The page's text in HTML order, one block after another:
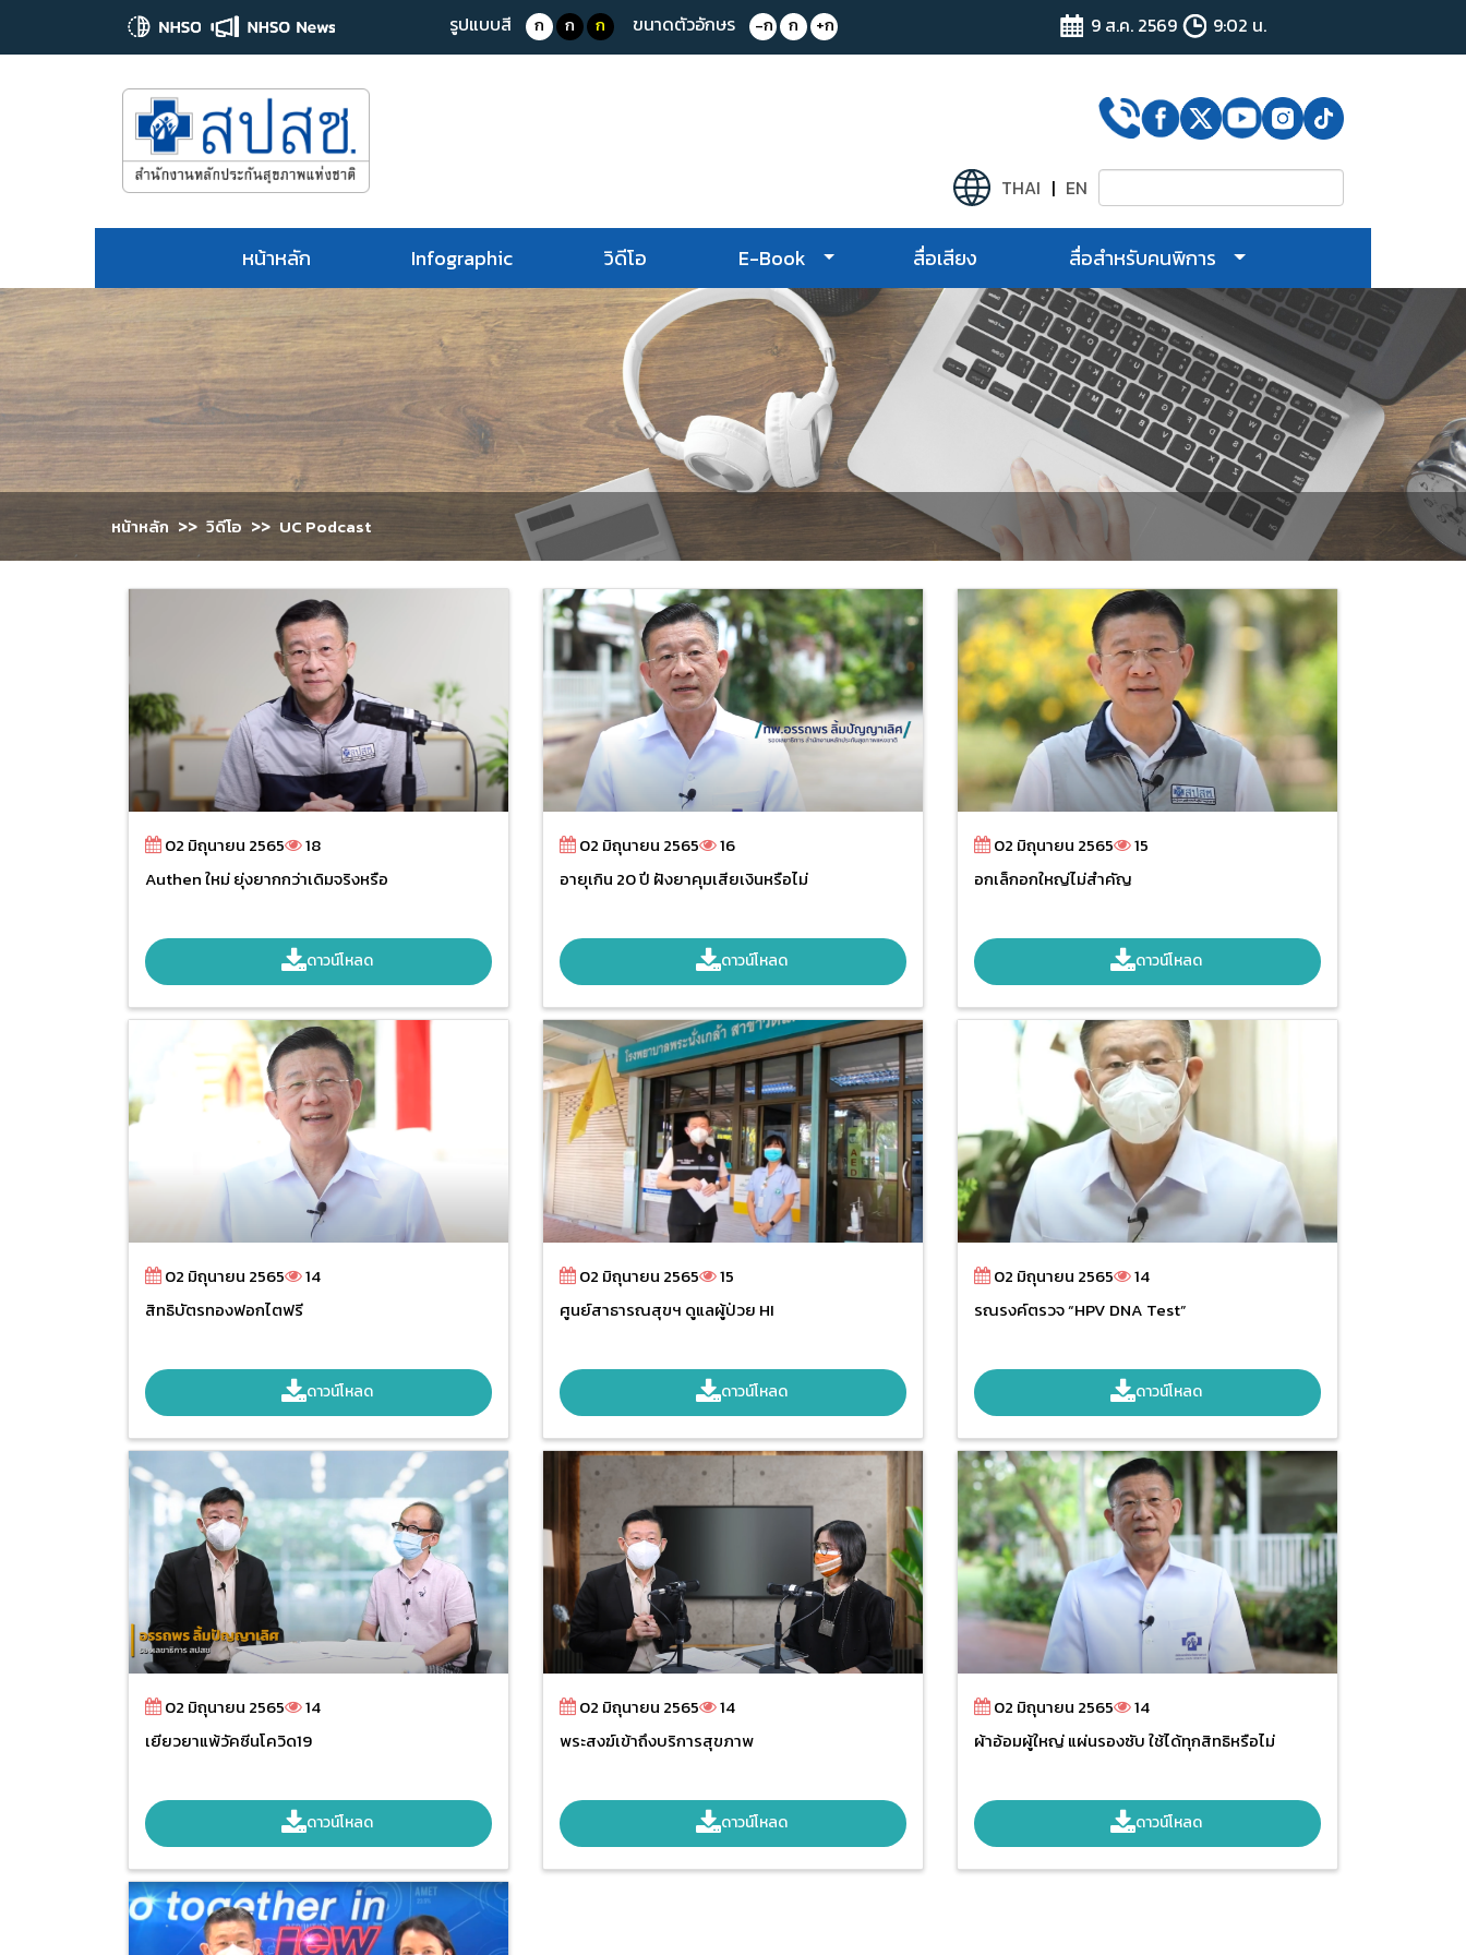
รูปแบบสี ก ก ก ขนาดตัวอักษร -ก ก +ก 9 ส.ค. 2569 9:02 น.
THAI | EN
หน้าหลัก Infographic วิดีโอ E-Book สื่อเสียง สื่อสำหรับคนพิการ
หน้าหลัก >> วิดีโอ >> UC Podcast
02 มิถุนายน 2565
18
Authen ใหม่ ยุ่งยากกว่าเดิมจริงหรือ
ดาวน์โหลด
02 มิถุนายน 2565
16
อายุเกิน 20 ปี ฝังยาคุมเสียเงินหรือไม่
ดาวน์โหลด
02 มิถุนายน 2565
15
อกเล็กอกใหญ่ไม่สำคัญ
ดาวน์โหลด
02 มิถุนายน 2565
14
สิทธิบัตรทองฟอกไตฟรี
ดาวน์โหลด
02 มิถุนายน 2565
15
ศูนย์สาธารณสุขฯ ดูแลผู้ป่วย HI
ดาวน์โหลด
02 มิถุนายน 2565
14
รณรงค์ตรวจ “HPV DNA Test”
ดาวน์โหลด
02 มิถุนายน 2565
14
เยียวยาแพ้วัคซีนโควิด19
ดาวน์โหลด
02 มิถุนายน 2565
14
พระสงฆ์เข้าถึงบริการสุขภาพ
ดาวน์โหลด
02 มิถุนายน 2565
14
ผ้าอ้อมผู้ใหญ่ แผ่นรองซับ ใช้ได้ทุกสิทธิหรือไม่
ดาวน์โหลด